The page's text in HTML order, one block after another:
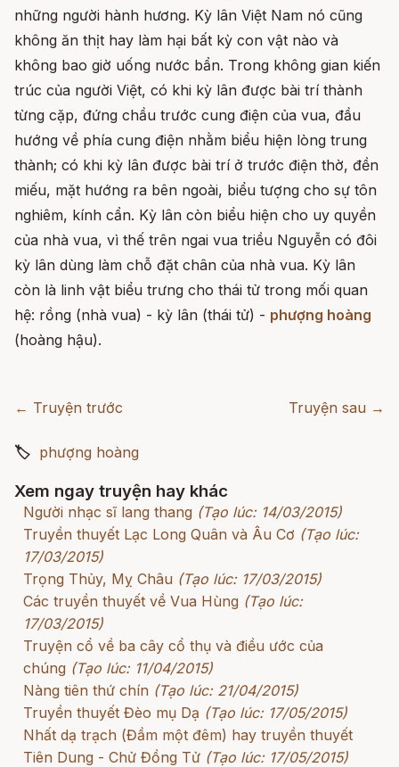
những người hành hương. Kỳ lân Việt Nam nó cũng
không ăn thịt hay làm hại bất kỳ con vật nào và
không bao giờ uống nước bẩn. Trong không gian kiến
trúc của người Việt, có khi kỳ lân được bài trí thành
từng cặp, đứng chầu trước cung điện của vua, đầu
hướng về phía cung điện nhằm biểu hiện lòng trung
thành; có khi kỳ lân được bài trí ở trước điện thờ, đền
miếu, mặt hướng ra bên ngoài, biểu tượng cho sự tôn
nghiêm, kính cẩn. Kỳ lân còn biểu hiện cho uy quyền
của nhà vua, vì thế trên ngai vua triều Nguyễn có đôi
kỳ lân dùng làm chỗ đặt chân của nhà vua. Kỳ lân
còn là linh vật biểu trưng cho thái tử trong mối quan
hệ: rồng (nhà vua) - kỳ lân (thái tử) - phượng hoàng
(hoàng hậu).
← Truyện trước Truyện sau →
🏷 phượng hoàng
Xem ngay truyện hay khác
Người nhạc sĩ lang thang (Tạo lúc: 14/03/2015)
Truyền thuyết Lạc Long Quân và Âu Cơ (Tạo lúc:
17/03/2015)
Trọng Thủy, Mỵ Châu (Tạo lúc: 17/03/2015)
Các truyền thuyết về Vua Hùng (Tạo lúc:
17/03/2015)
Truyện cổ về ba cây cổ thụ và điều ước của
chúng (Tạo lúc: 11/04/2015)
Nàng tiên thứ chín (Tạo lúc: 21/04/2015)
Truyền thuyết Đèo mụ Dạ (Tạo lúc: 17/05/2015)
Nhất dạ trạch (Đầm một đêm) hay truyền thuyết
Tiên Dung - Chử Đồng Tử (Tạo lúc: 17/05/2015)